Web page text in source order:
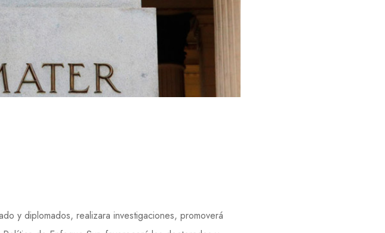
y diplomados, realizara investigaciones, promoverá